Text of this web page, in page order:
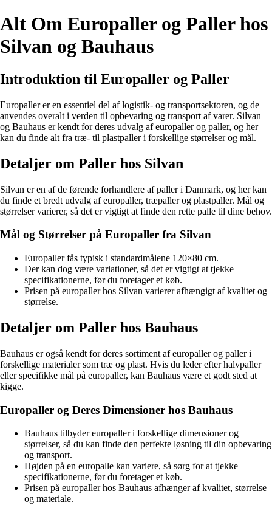
Alt Om Europaller og Paller hos
Silvan og Bauhaus
Introduktion til Europaller og Paller
Europaller er en essentiel del af logistik- og transportsektoren, og de
anvendes overalt i verden til opbevaring og transport af varer. Silvan
og Bauhaus er kendt for deres udvalg af europaller og paller, og her
kan du finde alt fra træ- til plastpaller i forskellige størrelser og mål.
Detaljer om Paller hos Silvan
Silvan er en af de førende forhandlere af paller i Danmark, og her kan
du finde et bredt udvalg af europaller, træpaller og plastpaller. Mål og
størrelser varierer, så det er vigtigt at finde den rette palle til dine behov.
Mål og Størrelser på Europaller fra Silvan
Europaller fås typisk i standardmålene 120×80 cm.
Der kan dog være variationer, så det er vigtigt at tjekke
specifikationerne, før du foretager et køb.
Prisen på europaller hos Silvan varierer afhængigt af kvalitet og
størrelse.
Detaljer om Paller hos Bauhaus
Bauhaus er også kendt for deres sortiment af europaller og paller i
forskellige materialer som træ og plast. Hvis du leder efter halvpaller
eller specifikke mål på europaller, kan Bauhaus være et godt sted at
kigge.
Europaller og Deres Dimensioner hos Bauhaus
Bauhaus tilbyder europaller i forskellige dimensioner og
størrelser, så du kan finde den perfekte løsning til din opbevaring
og transport.
Højden på en europalle kan variere, så sørg for at tjekke
specifikationerne, før du foretager et køb.
Prisen på europaller hos Bauhaus afhænger af kvalitet, størrelse
og materiale.